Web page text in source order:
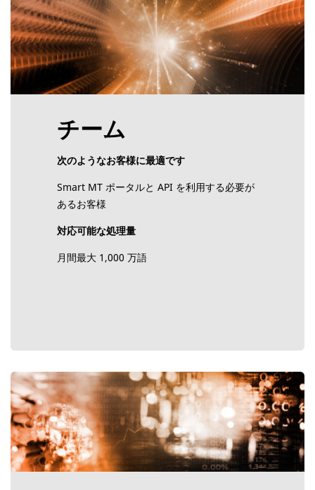
チーム
次のようなお客様に最適です
Smart MT ポータルと API を利用する必要が
あるお客様
対応可能な処理量
月間最大 1,000 万語